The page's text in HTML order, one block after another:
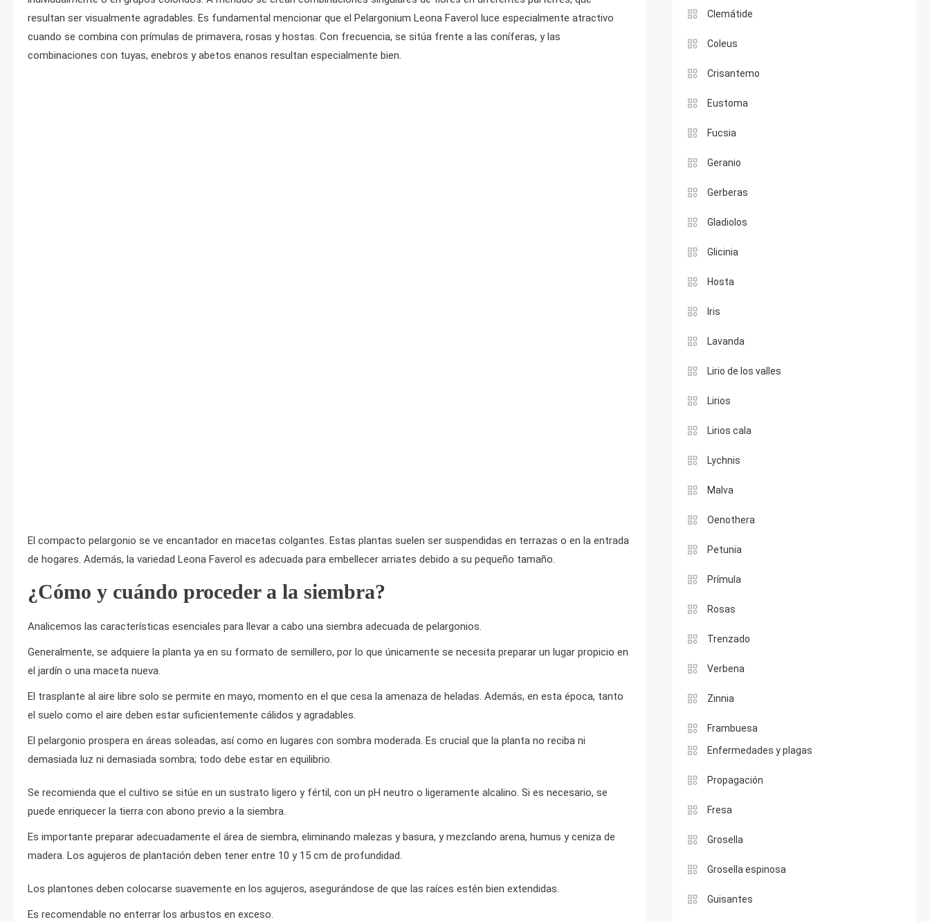
resultan ser visualmente agradables. Es fundamental mencionar que el Pelargonium Leona Faverol luce especialmente atractivo
cuando se combina con prímulas de primavera, rosas y hostas. Con frecuencia, se sitúa frente a las coníferas, y las
combinaciones con tuyas, enebros y abetos enanos resultan especialmente bien.
El compacto pelargonio se ve encantador en macetas colgantes. Estas plantas suelen ser suspendidas en terrazas o en la entrada
de hogares. Además, la variedad Leona Faverol es adecuada para embellecer arriates debido a su pequeño tamaño.
¿Cómo y cuándo proceder a la siembra?
Analicemos las características esenciales para llevar a cabo una siembra adecuada de pelargonios.
Generalmente, se adquiere la planta ya en su formato de semillero, por lo que únicamente se necesita preparar un lugar propicio en
el jardín o una maceta nueva.
El trasplante al aire libre solo se permite en mayo, momento en el que cesa la amenaza de heladas. Además, en esta época, tanto
el suelo como el aire deben estar suficientemente cálidos y agradables.
El pelargonio prospera en áreas soleadas, así como en lugares con sombra moderada. Es crucial que la planta no reciba ni
demasiada luz ni demasiada sombra; todo debe estar en equilibrio.
Se recomienda que el cultivo se sitúe en un sustrato ligero y fértil, con un pH neutro o ligeramente alcalino. Si es necesario, se
puede enriquecer la tierra con abono previo a la siembra.
Es importante preparar adecuadamente el área de siembra, eliminando malezas y basura, y mezclando arena, humus y ceniza de
madera. Los agujeros de plantación deben tener entre 10 y 15 cm de profundidad.
Los plantones deben colocarse suavemente en los agujeros, asegurándose de que las raíces estén bien extendidas.
Es recomendable no enterrar los arbustos en exceso.
Clemátide
Coleus
Crisantemo
Eustoma
Fucsia
Geranio
Gerberas
Gladiolos
Glicinia
Hosta
Iris
Lavanda
Lirio de los valles
Lirios
Lirios cala
Lychnis
Malva
Oenothera
Petunia
Prímula
Rosas
Trenzado
Verbena
Zinnia
Frambuesa
Enfermedades y plagas
Propagación
Fresa
Grosella
Grosella espinosa
Guisantes